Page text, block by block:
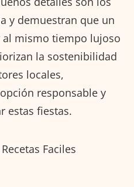
y demuestran que un
al mismo tiempo lujoso
la sostenibilidad
locales,
responsable y
estas fiestas.